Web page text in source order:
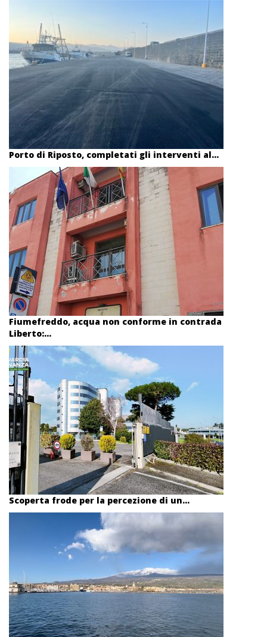
Porto di Riposto, completati gli interventi al...
Fiumefreddo, acqua non conforme in contrada
Liberto:...
Scoperta frode per la percezione di un...